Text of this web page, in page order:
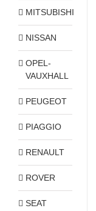
MITSUBISHI
NISSAN
OPEL-
VAUXHALL
PEUGEOT
PIAGGIO
RENAULT
ROVER
SEAT